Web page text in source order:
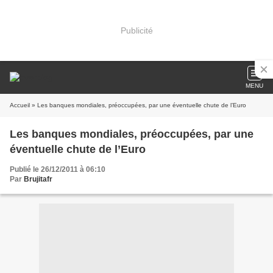
Publicité
MENU
Accueil » Les banques mondiales, préoccupées, par une éventuelle chute de l’Euro
Les banques mondiales, préoccupées, par une
éventuelle chute de l’Euro
Publié le 26/12/2011 à 06:10
Par Brujitafr